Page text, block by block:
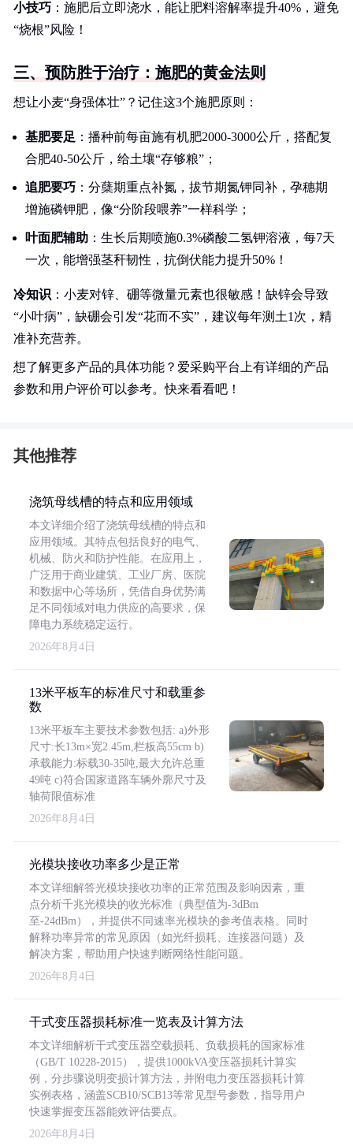
小技巧 ：施肥后立即浇水，能让肥料溶解率提升40%，避免
“烧根”风险！
三、预防胜于治疗：施肥的黄金法则
想让小麦“身强体壮”？记住这3个施肥原则：
基肥要足 ：播种前每亩施有机肥2000-3000公斤，搭配复
合肥40-50公斤，给土壤“存够粮”；
追肥要巧 ：分蘖期重点补氮，拔节期氮钾同补，孕穗期
增施磷钾肥，像“分阶段喂养”一样科学；
叶面肥辅助 ：生长后期喷施0.3%磷酸二氢钾溶液，每7天
一次，能增强茎秆韧性，抗倒伏能力提升50%！
冷知识 ：小麦对锌、硼等微量元素也很敏感！缺锌会导致
“小叶病”，缺硼会引发“花而不实”，建议每年测土1次，精
准补充营养。
想了解更多产品的具体功能？爱采购平台上有详细的产品
参数和用户评价可以参考。快来看看吧！
其他推荐
浇筑母线槽的特点和应用领域
本文详细介绍了浇筑母线槽的特点和
应用领域。其特点包括良好的电气、
机械、防火和防护性能。在应用上，
广泛用于商业建筑、工业厂房、医院
和数据中心等场所，凭借自身优势满
足不同领域对电力供应的高要求，保
障电力系统稳定运行。
2026年8月4日
13米平板车的标准尺寸和载重参
数
13米平板车主要技术参数包括: a)外形
尺寸:长13m×宽2.45m,栏板高55cm b)
承载能力:标载30-35吨,最大允许总重
49吨 c)符合国家道路车辆外廓尺寸及
轴荷限值标准
2026年8月4日
光模块接收功率多少是正常
本文详细解答光模块接收功率的正常范围及影响因素，重
点分析千兆光模块的收光标准（典型值为-3dBm
至-24dBm），并提供不同速率光模块的参考值表格。同时
解释功率异常的常见原因（如光纤损耗、连接器问题）及
解决方案，帮助用户快速判断网络性能问题。
2026年8月4日
干式变压器损耗标准一览表及计算方法
本文详细解析干式变压器空载损耗、负载损耗的国家标准
（GB/T 10228-2015），提供1000kVA变压器损耗计算实
例，分步骤说明变损计算方法，并附电力变压器损耗计算
实例表格，涵盖SCB10/SCB13等常见型号参数，指导用户
快速掌握变压器能效评估要点。
2026年8月4日